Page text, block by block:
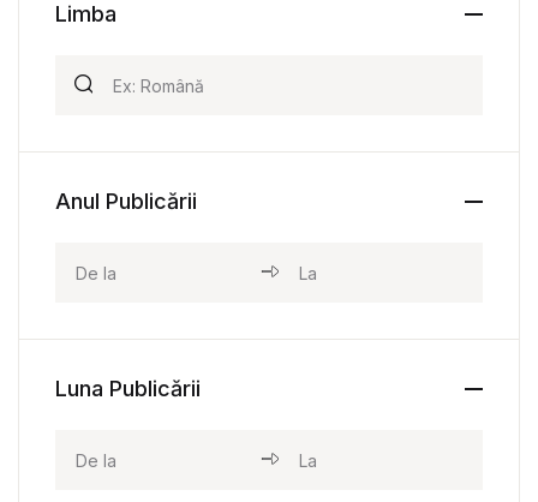
Limba
Anul Publicării
Luna Publicării